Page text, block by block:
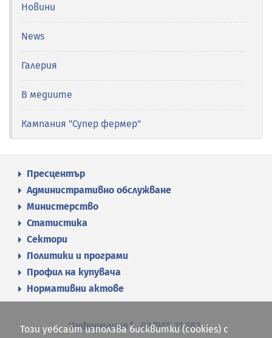
Новини
News
Галерия
В медиите
Кампания "Супер фермер"
Пресцентър
Административно обслужване
Министерство
Статистика
Сектори
Политики и програми
Профил на купувача
Нормативни актове
Информация 02/985 11 383
Този уебсайт използва бисквитки (cookies) с